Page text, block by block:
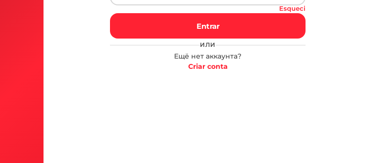
Esqueci
Entrar
ИЛИ
Ещё нет аккаунта?
Criar conta